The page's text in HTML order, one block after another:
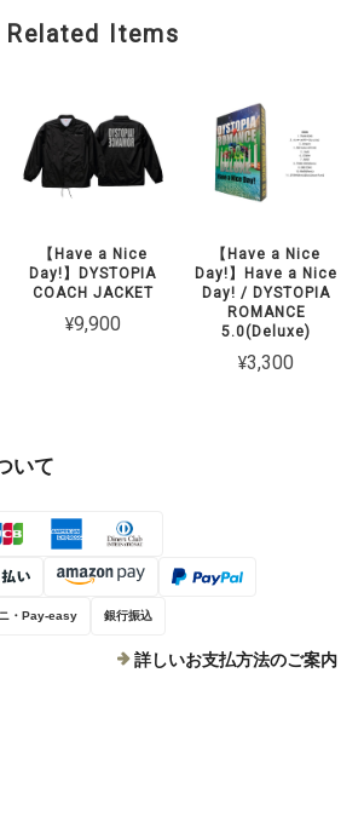
Related Items
【Have a Nice
Day!】DYSTOPIA
COACH JACKET
¥9,900
【Have a Nice
Day!】Have a Nice
Day! / DYSTOPIA
ROMANCE
5.0(Deluxe)
¥3,300
いて
・Pay-easy 銀行振込
詳しいお支払方法のご案内